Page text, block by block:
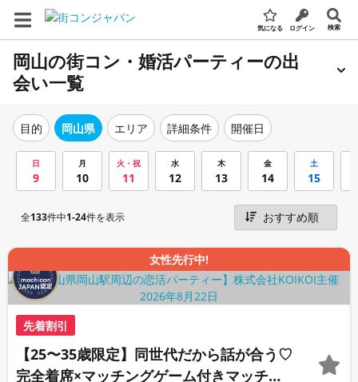
気になる ログイン 検索
岡山の街コン・婚活パーティーの出
会い一覧
目的 岡山県 エリア 詳細条件 開催日
日
9
月
10
火・祝
11
水
12
木
13
金
14
土
15
全133件中1-24件を表示
女性先行中!
先着割引
【25〜35歳限定】同世代だから話が合う♡
完全着席×マッチングゲーム付きマッチン